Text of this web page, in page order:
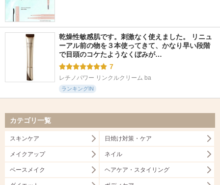
乾燥性敏感肌です。刺激なく使えました。 リニュ
ーアル前の物を３本使ってきて、かなり早い段階
で目頭のコケたようなくぼみが…
7
レチノパワー リンクルクリーム ba
ランキングIN
カテゴリ一覧
スキンケア 日焼け対策・ケア
メイクアップ ネイル
ベースメイク ヘアケア・スタイリング